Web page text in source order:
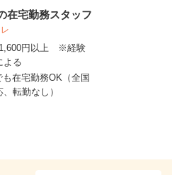
在宅勤務スタッフ
1,600円以上 ※経験
よる
在宅勤務OK（全国
転勤なし）